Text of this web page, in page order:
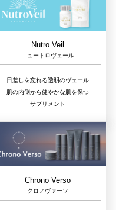
Nutro Veil
ニュートロヴェール
日差しを忘れる透明のヴェール
肌の内側から健やかな肌を保つ
サプリメント
Chrono Verso
クロノヴァーソ